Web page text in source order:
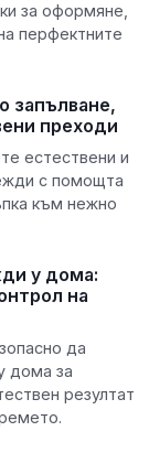
за оформяне,
перфектните
запълване,
преходи
естествени и
с помощта
към нежно
у дома:
на
да
дома за
резултат